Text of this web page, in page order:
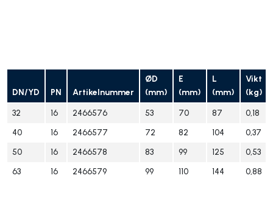
DN/YD PN Artikelnummer
ØD
(mm)
E
(mm)
L
(mm)
Vikt
(kg)
32
16 2466576 53 70 87
0,18
40
16 2466577 72 82 104
0,37
50
16 2466578 83 99 125
0,53
63
16 2466579 99 110 144 0,88